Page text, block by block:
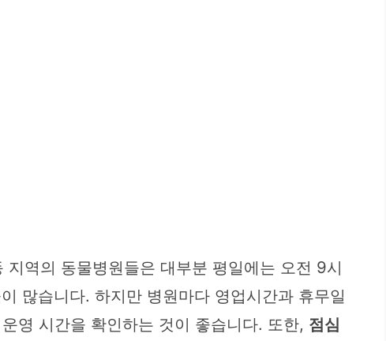
지역의 동물병원들은 대부분 평일에는 오전 9시
많습니다. 하지만 병원마다 영업시간과 휴무일
영 시간을 확인하는 것이 좋습니다. 또한, 점심